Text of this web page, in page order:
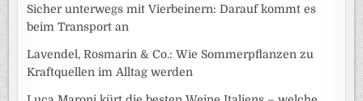
Sicher unterwegs mit Vierbeinern: Darauf kommt es
beim Transport an
Lavendel, Rosmarin & Co.: Wie Sommerpflanzen zu
Kraftquellen im Alltag werden